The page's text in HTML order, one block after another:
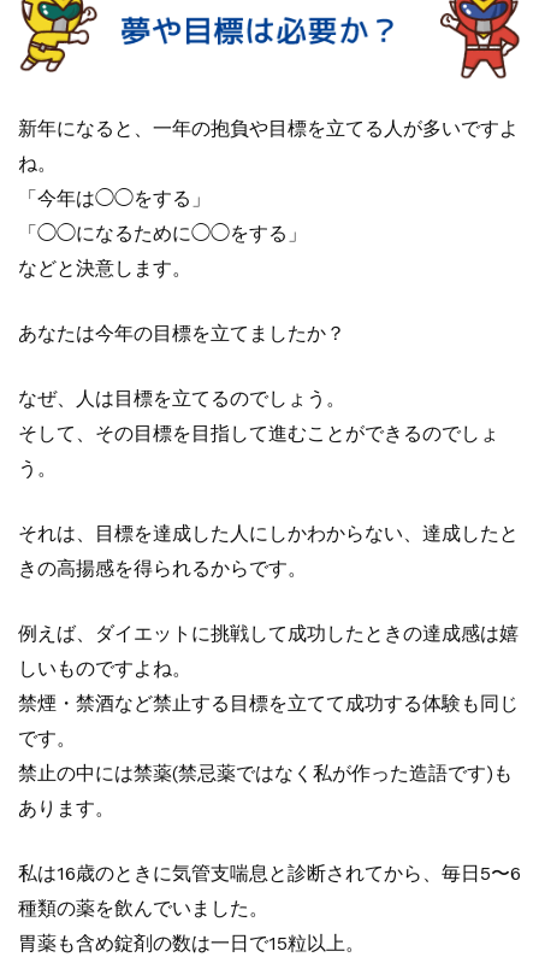
新年になると、一年の抱負や目標を立てる人が多いですよ
ね。
「今年は◯◯をする」
「◯◯になるために◯◯をする」
などと決意します。
あなたは今年の目標を立てましたか？
なぜ、人は目標を立てるのでしょう。
そして、その目標を目指して進むことができるのでしょ
う。
それは、目標を達成した人にしかわからない、達成したと
きの高揚感を得られるからです。
例えば、ダイエットに挑戦して成功したときの達成感は嬉
しいものですよね。
禁煙・禁酒など禁止する目標を立てて成功する体験も同じ
です。
禁止の中には禁薬(禁忌薬ではなく私が作った造語です)も
あります。
私は16歳のときに気管支喘息と診断されてから、毎日5〜6
種類の薬を飲んでいました。
胃薬も含め錠剤の数は一日で15粒以上。